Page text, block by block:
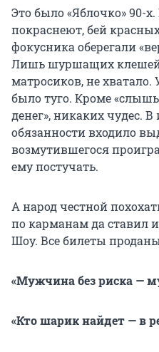
Это было «Яблочко» 90-
покраснеют, бей
фокусника оберегали
Лишь шуршащих
матросиков, не хватало.
было туго. Кроме
денег», никаких чудес.
обязанности входило
возмутившегося
ему постучать.
А народ честной
по карманам да ставил
Шоу. Все билеты
«Мужчина без риска —
«Кто шарик найдет — в